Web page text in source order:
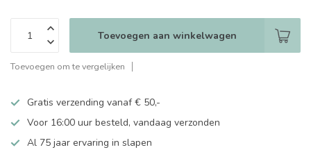
Toevoegen aan winkelwagen
Toevoegen om te vergelijken
Gratis verzending vanaf € 50,-
Voor 16:00 uur besteld, vandaag verzonden
Al 75 jaar ervaring in slapen